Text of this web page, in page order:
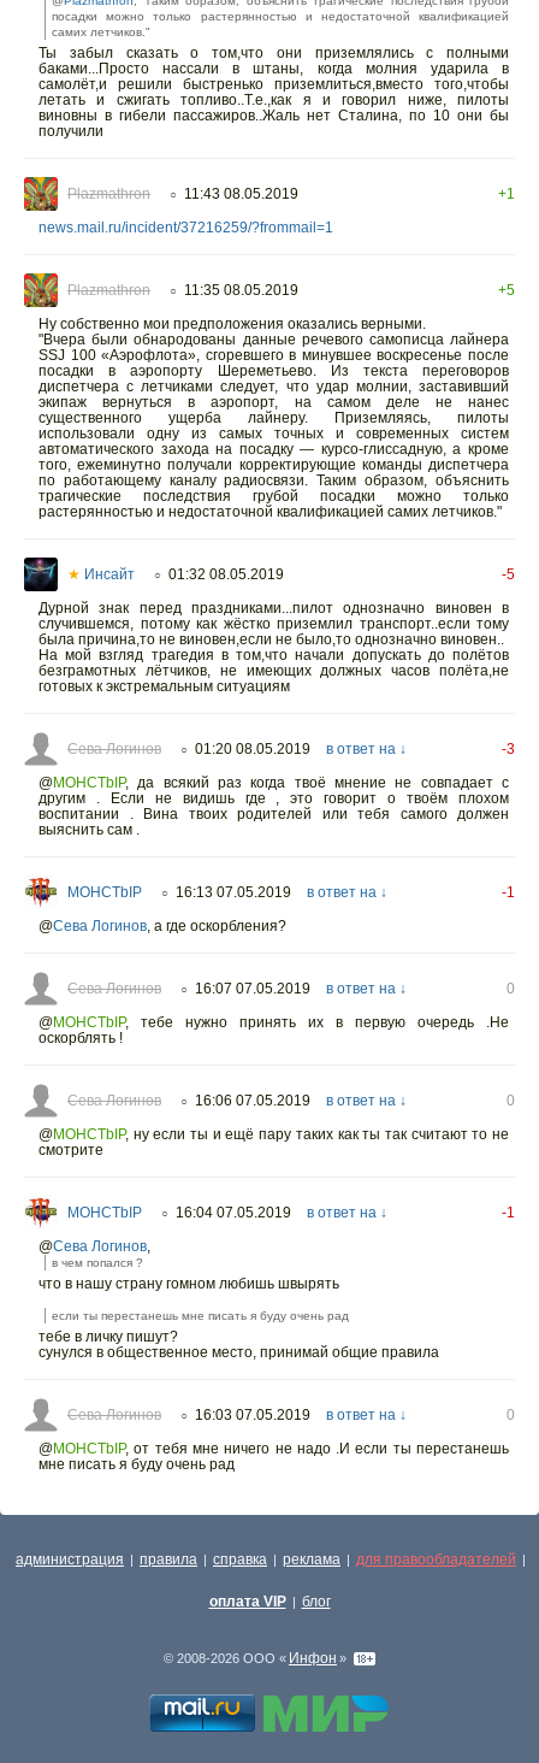
посадки можно только растерянностью и недостаточной квалификацией
самих летчиков."
Ты забыл сказать о том,что они приземлялись с полными
баками...Просто нассали в штаны, когда молния ударила в
самолёт,и решили быстренько приземлиться,вместо того,чтобы
летать и сжигать топливо..Т.е.,как я и говорил ниже, пилоты
виновны в гибели пассажиров..Жаль нет Сталина, по 10 они бы
получили
Plazmathron ○ 11:43 08.05.2019
+1
news.mail.ru/incident/37216259/?frommail=1
Plazmathron ○ 11:35 08.05.2019
+5
Ну собственно мои предположения оказались верными.
"Вчера были обнародованы данные речевого самописца лайнера
SSJ 100 «Аэрофлота», сгоревшего в минувшее воскресенье после
посадки в аэропорту Шереметьево. Из текста переговоров
диспетчера с летчиками следует, что удар молнии, заставивший
экипаж вернуться в аэропорт, на самом деле не нанес
существенного ущерба лайнеру. Приземляясь, пилоты
использовали одну из самых точных и современных систем
автоматического захода на посадку — курсо-глиссадную, а кроме
того, ежеминутно получали корректирующие команды диспетчера
по работающему каналу радиосвязи. Таким образом, объяснить
трагические последствия грубой посадки можно только
растерянностью и недостаточной квалификацией самих летчиков."
★ Инсайт ○ 01:32 08.05.2019
-5
Дурной знак перед праздниками...пилот однозначно виновен в
случившемся, потому как жёстко приземлил транспорт..если тому
была причина,то не виновен,если не было,то однозначно виновен..
На мой взгляд трагедия в том,что начали допускать до полётов
безграмотных лётчиков, не имеющих должных часов полёта,не
готовых к экстремальным ситуациям
Сева Логинов ○ 01:20 08.05.2019 в ответ на ↓
-3
@MOHCTbIP, да всякий раз когда твоё мнение не совпадает с
другим . Если не видишь где , это говорит о твоём плохом
воспитании . Вина твоих родителей или тебя самого должен
выяснить сам .
MOHCTbIP ○ 16:13 07.05.2019 в ответ на ↓
-1
@Сева Логинов, а где оскорбления?
Сева Логинов ○ 16:07 07.05.2019 в ответ на ↓
0
@MOHCTbIP, тебе нужно принять их в первую очередь .Не
оскорблять !
Сева Логинов ○ 16:06 07.05.2019 в ответ на ↓
0
@MOHCTbIP, ну если ты и ещё пару таких как ты так считают то не
смотрите
MOHCTbIP ○ 16:04 07.05.2019 в ответ на ↓
-1
@Сева Логинов,
в чем попался ?
что в нашу страну гомном любишь швырять
если ты перестанешь мне писать я буду очень рад
тебе в личку пишут?
сунулся в общественное место, принимай общие правила
Сева Логинов ○ 16:03 07.05.2019 в ответ на ↓
0
@MOHCTbIP, от тебя мне ничего не надо .И если ты перестанешь
мне писать я буду очень рад
администрация | правила | справка | реклама | для правообладателей |
оплата VIP | блог
© 2008-2026 ООО « Инфон »